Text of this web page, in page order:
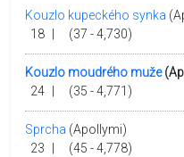
Kouzlo kupeckého synka
18
(37 - 4,730)
Kouzlo moudrého muže
24
(35 - 4,771)
Sprcha (Apollymi)
23
(45 - 4,778)